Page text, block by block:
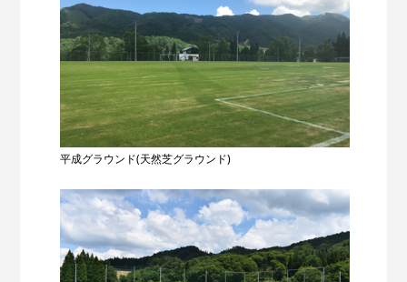
平成グラウンド(天然芝グラウンド)